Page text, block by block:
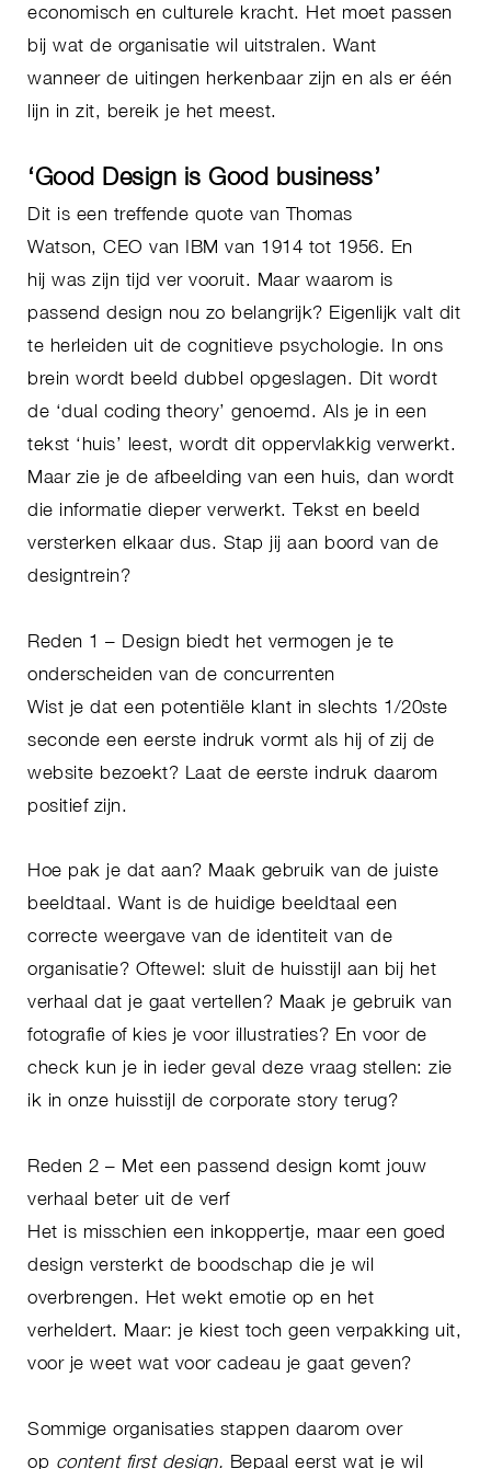
economisch en culturele kracht. Het moet passen
bij wat de organisatie wil uitstralen. Want
wanneer de uitingen herkenbaar zijn en als er één
lijn in zit, bereik je het meest.
‘Good Design is Good business’
Dit is een treffende quote van Thomas
Watson, CEO van IBM van 1914 tot 1956. En
hij was zijn tijd ver vooruit. Maar waarom is
passend design nou zo belangrijk? Eigenlijk valt dit
te herleiden uit de cognitieve psychologie. In ons
brein wordt beeld dubbel opgeslagen. Dit wordt
de ‘dual coding theory’ genoemd. Als je in een
tekst ‘huis’ leest, wordt dit oppervlakkig verwerkt.
Maar zie je de afbeelding van een huis, dan wordt
die informatie dieper verwerkt. Tekst en beeld
versterken elkaar dus. Stap jij aan boord van de
designtrein?
Reden 1 – Design biedt het vermogen je te
onderscheiden van de concurrenten
Wist je dat een potentiële klant in slechts 1/20ste
seconde een eerste indruk vormt als hij of zij de
website bezoekt? Laat de eerste indruk daarom
positief zijn.
Hoe pak je dat aan? Maak gebruik van de juiste
beeldtaal. Want is de huidige beeldtaal een
correcte weergave van de identiteit van de
organisatie? Oftewel: sluit de huisstijl aan bij het
verhaal dat je gaat vertellen? Maak je gebruik van
fotografie of kies je voor illustraties? En voor de
check kun je in ieder geval deze vraag stellen: zie
ik in onze huisstijl de corporate story terug?
Reden 2 – Met een passend design komt jouw
verhaal beter uit de verf
Het is misschien een inkoppertje, maar een goed
design versterkt de boodschap die je wil
overbrengen. Het wekt emotie op en het
verheldert. Maar: je kiest toch geen verpakking uit,
voor je weet wat voor cadeau je gaat geven?
Sommige organisaties stappen daarom over
op content first design. Bepaal eerst wat je wil